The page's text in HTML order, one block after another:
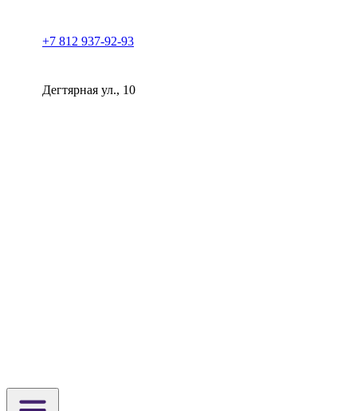
+7 812 937-92-93
Дегтярная ул., 10